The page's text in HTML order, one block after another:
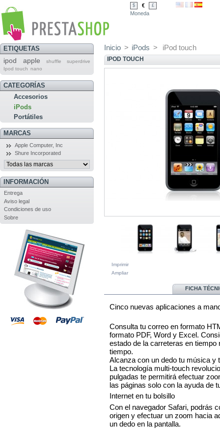
$ € £
Moneda
ETIQUETAS
ipod apple shuffle
superdrive
Ipod touch nano
CATEGORÍAS
Accesorios
iPods
Portátiles
MARCAS
Apple Computer, Inc
Shure Incorporated
INFORMACIÓN
Entrega
Aviso legal
Condiciones de uso
Sobre
Inicio > iPods > iPod touch
IPOD TOUCH
Imprimir
Ampliar
FICHA
Cinco nuevas aplicaciones a
Consulta tu correo en formato
formato PDF, Word y Excel.
estado de la carreteras en
tiempo.
Alcanza con un dedo tu música y
La tecnología multi-touch
pulgadas te permitirá efectuar
las páginas solo con la ayuda de
Internet en tu bolsillo
Con el navegador Safari, podrás
origen y efectuar un zoom hacia
un dedo en la pantalla.